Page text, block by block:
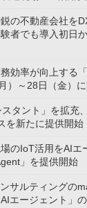
の不動産会社を
者でも導入初日
務効率が向上する
）～28日（金）に
タント」を拡充
を新たに提供開始
のIoT活用をAI
」を提供開始
サルティングの
エージェント」